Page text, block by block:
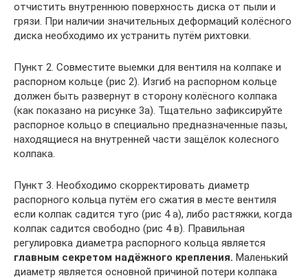
отчистить внутреннюю поверхность диска от пыли и
грязи. При наличии значительных деформаций колёсного
диска необходимо их устранить путём рихтовки.
Пункт 2. Совместите выемки для вентиля на колпаке и
распорном кольце (рис 2). Изгиб на распорном кольце
должен быть развернут в сторону колёсного колпака
(как показано на рисунке 3а). Тщательно зафиксируйте
распорное кольцо в специально предназначенные пазы,
находящиеся на внутренней части защёлок колесного
колпака.
Пункт 3. Необходимо скорректировать диаметр
распорного кольца путём его сжатия в месте вентиля
если колпак садится туго (рис 4 а), либо растяжки, когда
колпак садится свободно (рис 4 в). Правильная
регулировка диаметра распорного кольца является
главным секретом надёжного крепления. Маленький
диаметр является основной причиной потери колпака